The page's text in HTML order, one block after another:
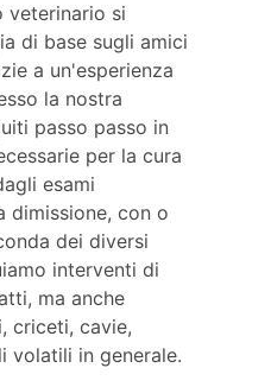
veterinario si
di base sugli amici
a un'esperienza
la nostra
passo passo in
per la cura
esami
dimissione, con o
dei diversi
interventi di
ma anche
criceti, cavie,
volatili in generale.